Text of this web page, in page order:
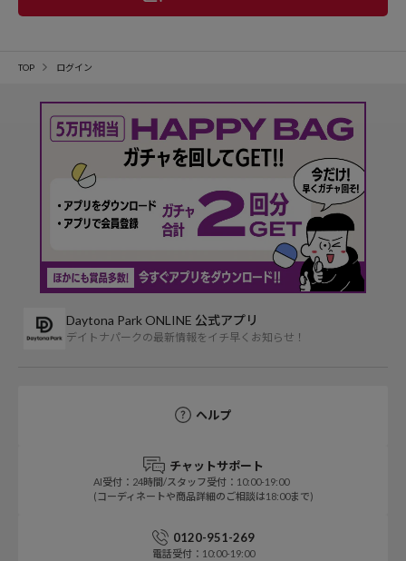
TOP ログイン
Daytona Park ONLINE 公式アプリ
デイトナパークの最新情報をイチ早くお知らせ！
ヘルプ
チャットサポート
AI受付：24時間/スタッフ受付：10:00-19:00
(コーディネートや商品詳細のご相談は18:00まで)
0120-951-269
電話受付：10:00-19:00